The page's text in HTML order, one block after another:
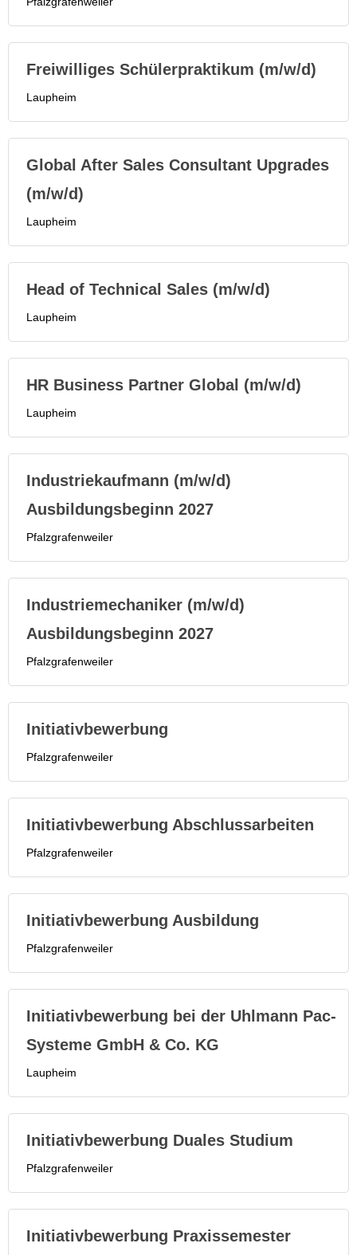
Freiwilliges Schülerpraktikum (m/w/d)
Laupheim
Global After Sales Consultant Upgrades
(m/w/d)
Laupheim
Head of Technical Sales (m/w/d)
Laupheim
HR Business Partner Global (m/w/d)
Laupheim
Industriekaufmann (m/w/d)
Ausbildungsbeginn 2027
Pfalzgrafenweiler
Industriemechaniker (m/w/d)
Ausbildungsbeginn 2027
Pfalzgrafenweiler
Initiativbewerbung
Pfalzgrafenweiler
Initiativbewerbung Abschlussarbeiten
Pfalzgrafenweiler
Initiativbewerbung Ausbildung
Pfalzgrafenweiler
Initiativbewerbung bei der Uhlmann Pac-
Systeme GmbH & Co. KG
Laupheim
Initiativbewerbung Duales Studium
Pfalzgrafenweiler
Initiativbewerbung Praxissemester